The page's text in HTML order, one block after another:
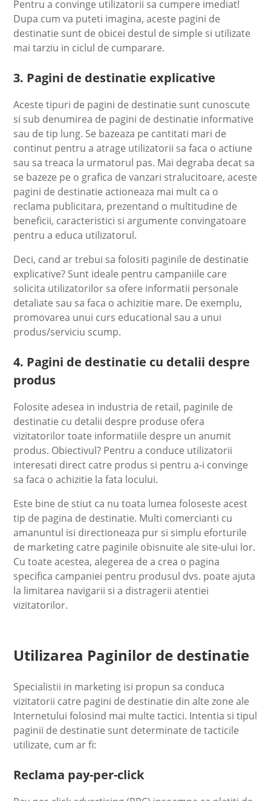
Pentru a convinge utilizatorii sa cumpere imediat!
Dupa cum va puteti imagina, aceste pagini de
destinatie sunt de obicei destul de simple si utilizate
mai tarziu in ciclul de cumparare.
3. Pagini de destinatie explicative
Aceste tipuri de pagini de destinatie sunt cunoscute
si sub denumirea de pagini de destinatie informative
sau de tip lung. Se bazeaza pe cantitati mari de
continut pentru a atrage utilizatorii sa faca o actiune
sau sa treaca la urmatorul pas. Mai degraba decat sa
se bazeze pe o grafica de vanzari stralucitoare, aceste
pagini de destinatie actioneaza mai mult ca o
reclama publicitara, prezentand o multitudine de
beneficii, caracteristici si argumente convingatoare
pentru a educa utilizatorul.
Deci, cand ar trebui sa folositi paginile de destinatie
explicative? Sunt ideale pentru campaniile care
solicita utilizatorilor sa ofere informatii personale
detaliate sau sa faca o achizitie mare. De exemplu,
promovarea unui curs educational sau a unui
produs/serviciu scump.
4. Pagini de destinatie cu detalii despre
produs
Folosite adesea in industria de retail, paginile de
destinatie cu detalii despre produse ofera
vizitatorilor toate informatiile despre un anumit
produs. Obiectivul? Pentru a conduce utilizatorii
interesati direct catre produs si pentru a-i convinge
sa faca o achizitie la fata locului.
Este bine de stiut ca nu toata lumea foloseste acest
tip de pagina de destinatie. Multi comercianti cu
amanuntul isi directioneaza pur si simplu eforturile
de marketing catre paginile obisnuite ale site-ului lor.
Cu toate acestea, alegerea de a crea o pagina
specifica campaniei pentru produsul dvs. poate ajuta
la limitarea navigarii si a distragerii atentiei
vizitatorilor.
Utilizarea Paginilor de destinatie
Specialistii in marketing isi propun sa conduca
vizitatorii catre pagini de destinatie din alte zone ale
Internetului folosind mai multe tactici. Intentia si tipul
paginii de destinatie sunt determinate de tacticile
utilizate, cum ar fi:
Reclama pay-per-click